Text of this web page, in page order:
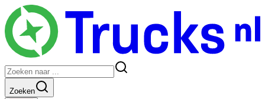
Zoeken